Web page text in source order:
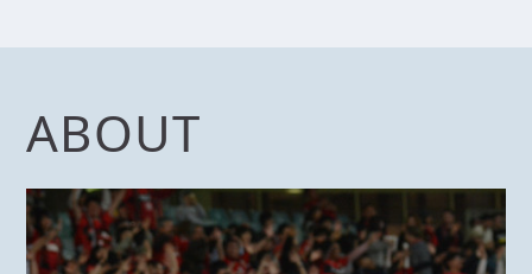
ABOUT